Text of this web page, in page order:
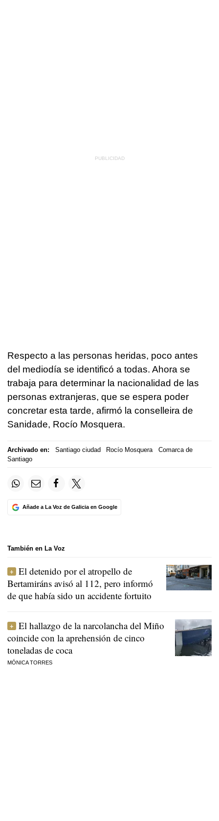
Respecto a las personas heridas, poco antes
del mediodía se identificó a todas. Ahora se
trabaja para determinar la nacionalidad de las
personas extranjeras, que se espera poder
concretar esta tarde, afirmó la conselleira de
Sanidade, Rocío Mosquera.
Archivado en: Santiago ciudad Rocío Mosquera
Comarca de
Santiago
Añade a La Voz de Galicia en Google
También en La Voz
El detenido por el atropello de
Bertamiráns avisó al 112, pero informó
de que había sido un accidente fortuito
El hallazgo de la narcolancha del Miño
coincide con la aprehensión de cinco
toneladas de coca
MÓNICA TORRES